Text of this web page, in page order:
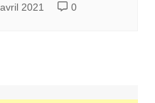
2021 0